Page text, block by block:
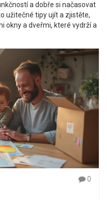
a dobře si načasovat
užitečné tipy ujít a zjistěte,
okny a dveřmi, které vydrží a
0